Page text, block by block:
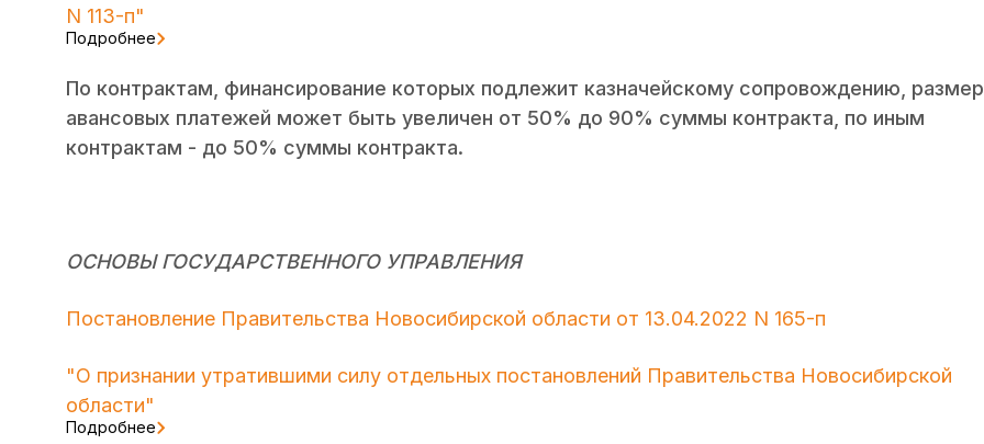
N 113-п"
Подробнее
По контрактам, финансирование которых подлежит казначейскому сопровождению, размер
авансовых платежей может быть увеличен от 50% до 90% суммы контракта, по иным
контрактам - до 50% суммы контракта.
ОСНОВЫ ГОСУДАРСТВЕННОГО УПРАВЛЕНИЯ
Постановление Правительства Новосибирской области от 13.04.2022 N 165-п
"О признании утратившими силу отдельных постановлений Правительства Новосибирской
области"
Подробнее